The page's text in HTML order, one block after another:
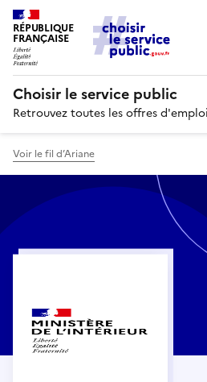
RÉPUBLIQUE
FRANÇAISE
Choisir le service public
Retrouvez toutes les offres
Voir le fil d’Ariane